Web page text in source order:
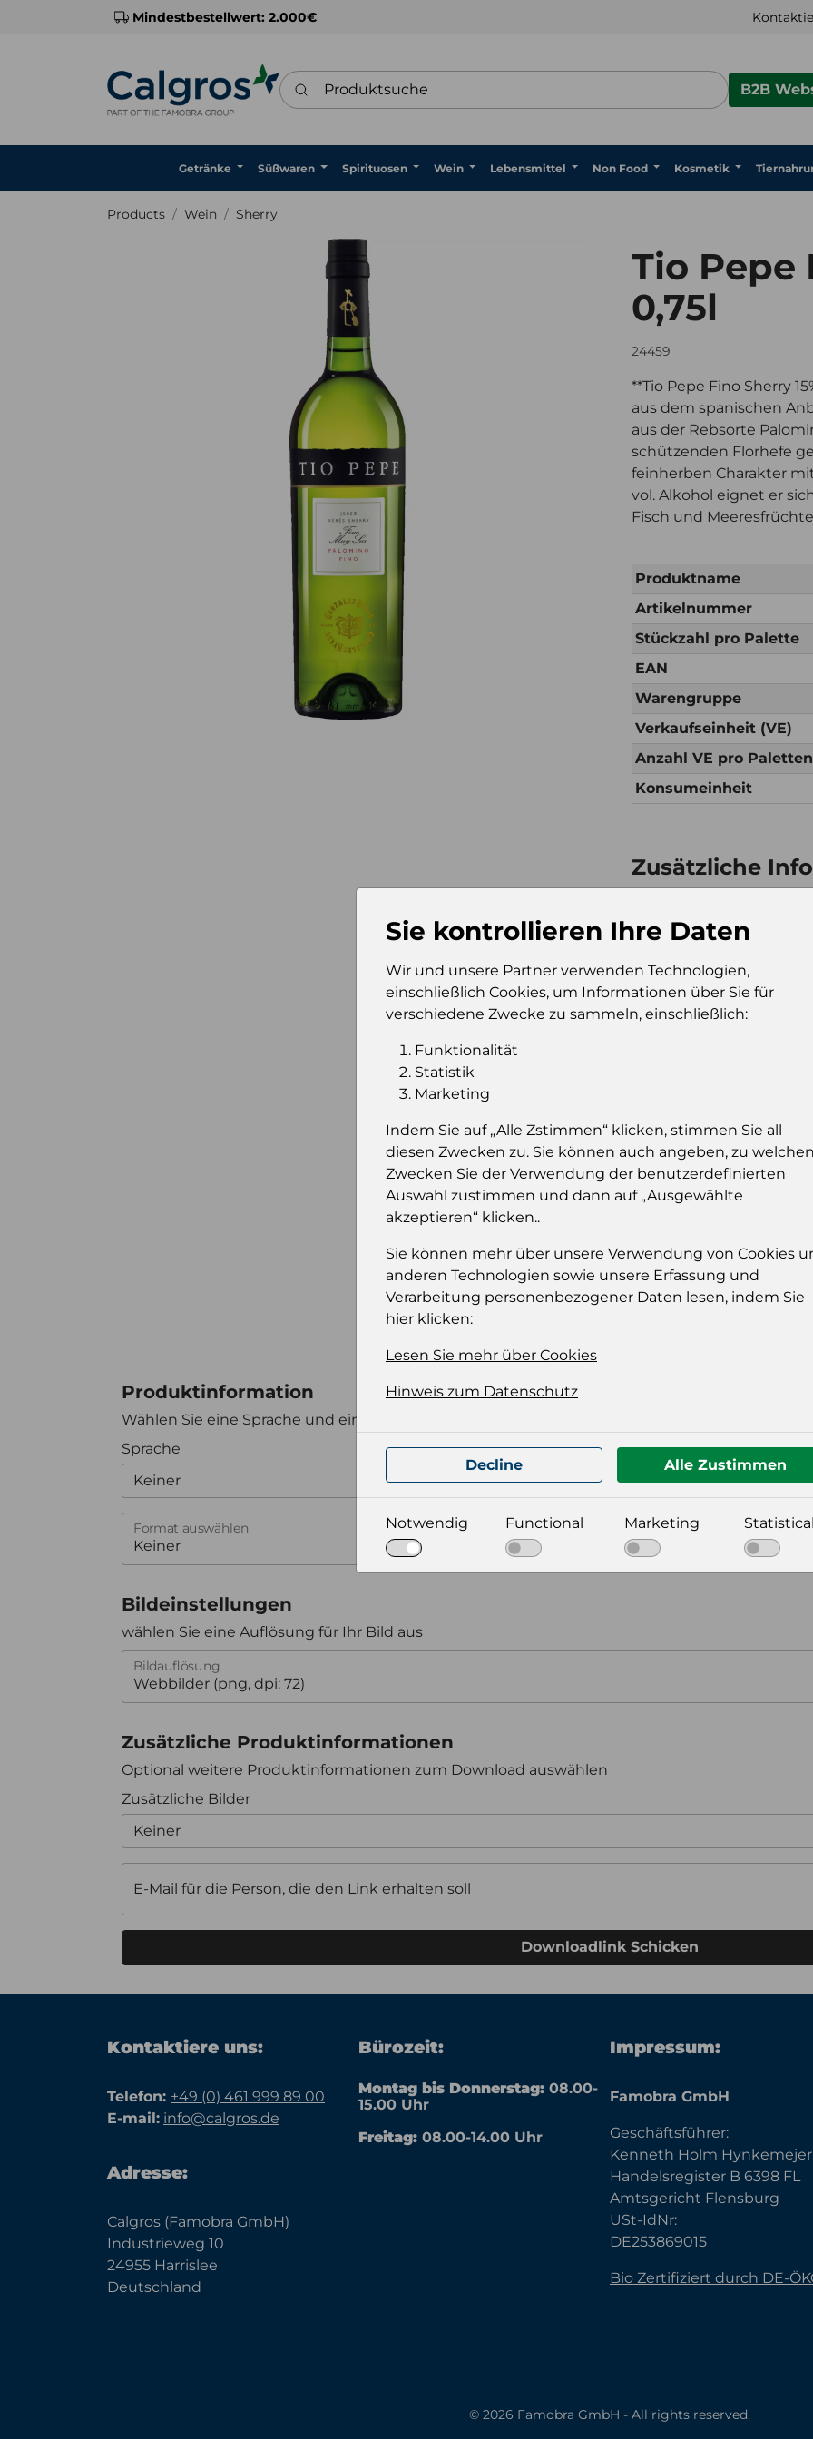
Mindestbestellwert: 2.000€
Produktsuche
B2B
Getränke Süßwaren Spirituosen Wein Lebensmittel Non Food Kosmetik
Products Wein Sherry
Tio Pepe
0,75l
24459
**Tio Pepe Fino Sherry
aus dem spanischen
aus der Rebsorte
schützenden Florhefe
feinherben Charakter
vol. Alkohol eignet er
Fisch und
Produktname
Artikelnummer
Stückzahl pro Palette
EAN
Warengruppe
Verkaufseinheit (VE)
Anzahl VE pro
Konsumeinheit
Zusätzliche
Verkaufseinheit pro
Palette
Konsumeinheit
Stückzahl pro
Palette
Sie müssen
Einloggen
Produktinformation
Wählen Sie eine Sprache und ein Format für Ihre Produktdatei aus
Sprache
Keiner
Format auswählen
Bildeinstellungen
wählen Sie eine Auflösung für Ihr Bild aus
Bildauflösung
Zusätzliche Produktinformationen
Optional weitere Produktinformationen zum Download auswählen
Zusätzliche Bilder
Keiner
E-Mail für die Person, die den Link erhalten soll
Downloadlink Schicken
Kontaktiere uns:
Telefon: +49 (0) 461 999 89 00
E-mail: info@calgros.de
Adresse:
Calgros (Famobra GmbH)
Industrieweg 10
24955 Harrislee
Deutschland
Bürozeit:
Montag bis Donnerstag: 08.00-
15.00 Uhr
Freitag: 08.00-14.00 Uhr
Impressum:
Famobra GmbH
Geschäftsführer:
Kenneth Holm Hynkemejer
Handelsregister B 6398 FL
Amtsgericht Flensburg
USt-IdNr:
DE253869015
Bio Zertifiziert durch DE-
© 2026 Famobra GmbH - All rights reserved.
Sie kontrollieren Ihre Daten
Wir und unsere Partner verwenden Technologien,
einschließlich Cookies, um Informationen über Sie für
verschiedene Zwecke zu sammeln, einschließlich:
Funktionalität
Statistik
Marketing
Indem Sie auf „Alle Zstimmen“ klicken, stimmen Sie all
diesen Zwecken zu. Sie können auch angeben, zu
Zwecken Sie der Verwendung der benutzerdefinierten
Auswahl zustimmen und dann auf „Ausgewählte
akzeptieren“ klicken..
Sie können mehr über unsere Verwendung von Cookies
anderen Technologien sowie unsere Erfassung und
Verarbeitung personenbezogener Daten lesen, indem Sie
hier klicken:
Lesen Sie mehr über Cookies
Hinweis zum Datenschutz
Decline Alle Zustimmen
Notwendig Functional Marketing